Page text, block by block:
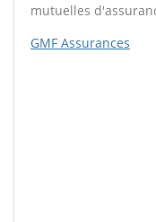
mutuelles
GMF Assurances